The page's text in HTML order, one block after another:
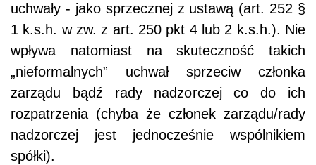
uchwały - jako sprzecznej z ustawą (art. 252 §
1 k.s.h. w zw. z art. 250 pkt 4 lub 2 k.s.h.). Nie
wpływa natomiast na skuteczność takich
„nieformalnych” uchwał sprzeciw członka
zarządu bądź rady nadzorczej co do ich
rozpatrzenia (chyba że członek zarządu/rady
nadzorczej jest jednocześnie wspólnikiem
spółki).